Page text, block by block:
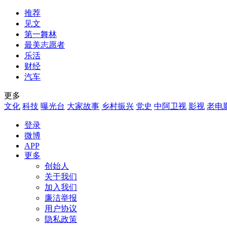
推荐
见文
第一舞林
最美志愿者
乐活
财经
汽车
更多
文化 科技 曝光台 大家故事 乡村振兴 党史 中阿卫视 影视 老电
登录
微博
APP
更多
创始人
关于我们
加入我们
廉洁举报
用户协议
隐私政策